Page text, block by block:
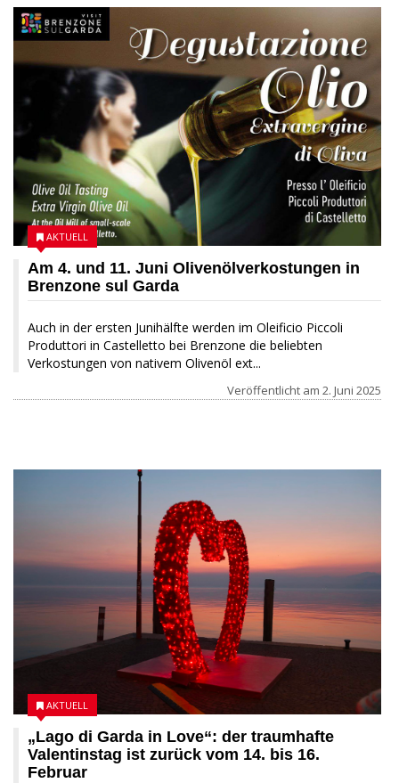
Am 4. und 11. Juni Olivenölverkostungen in
Brenzone sul Garda
Auch in der ersten Junihälfte werden im Oleificio Piccoli
Produttori in Castelletto bei Brenzone die beliebten
Verkostungen von nativem Olivenöl ext...
AKTUELL
Veröffentlicht am 2. Juni 2025
„Lago di Garda in Love“: der traumhafte
Valentinstag ist zurück vom 14. bis 16.
Februar
AKTUELL